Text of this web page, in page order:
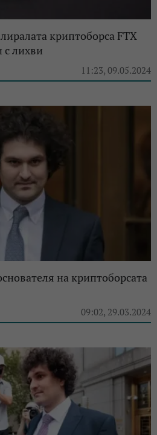
криптоборса FTX
с лихви
11:23, 09.05.2024
на криптоборсата
09:02, 29.03.2024